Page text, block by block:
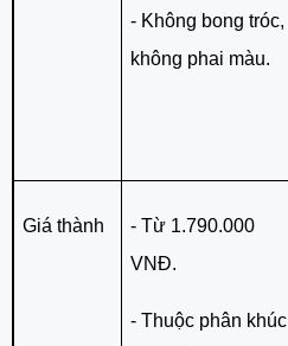
- Không bong tróc,
không phai màu.
Giá thành
- Từ 1.790.000
VNĐ.
- Thuộc phân khúc